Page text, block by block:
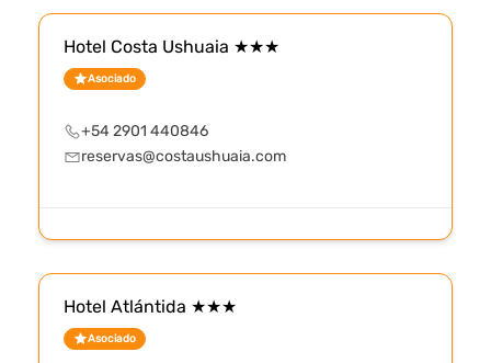
Hotel Costa Ushuaia ★★★
Asociado
+54 2901 440846
reservas@costaushuaia.com
Hotel Atlántida ★★★
Asociado